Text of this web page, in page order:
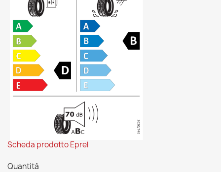
Scheda prodotto Eprel
Quantità